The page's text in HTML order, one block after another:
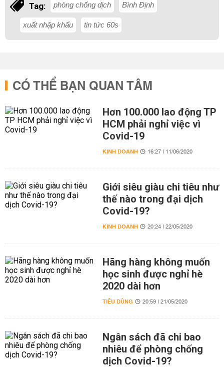
Tag: phòng chống dịch Bình Định
xuất nhập khẩu tin tức 60s
CÓ THỂ BẠN QUAN TÂM
Hơn 100.000 lao động TP
HCM phải nghỉ việc vì
Covid-19
KINH DOANH 16:27 | 11/06/2020
Giới siêu giàu chi tiêu như
thế nào trong đại dịch
Covid-19?
KINH DOANH 20:24 | 22/05/2020
Hãng hàng không muốn
học sinh được nghỉ hè
2020 dài hơn
TIÊU DÙNG 20:59 | 21/05/2020
Ngân sách đã chi bao
nhiêu để phòng chống
dịch Covid-19?